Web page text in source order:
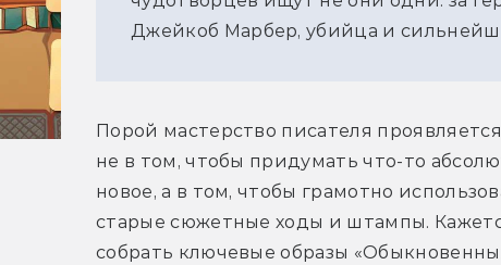
Джейкоб Марбер, убийца и
Порой мастерство писателя проявляется
не в том, чтобы придумать что-то
новое, а в том, чтобы грамотно
старые сюжетные ходы и штампы.
собрать ключевые образы